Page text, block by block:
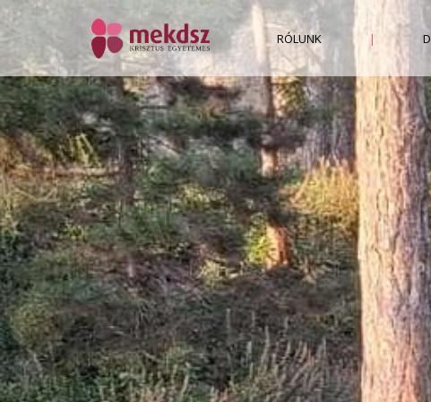
RÓLUNK |
Previous